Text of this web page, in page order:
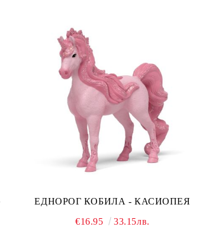
ЕДНОРОГ КОБИЛА - КАСИОПЕЯ
€16.95 33.15лв.